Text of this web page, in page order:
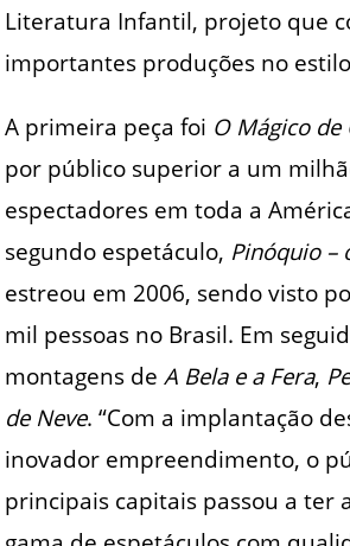
Literatura Infantil, projeto que
importantes produções no
A primeira peça foi O Mágico de
por público superior a um
espectadores em toda a
segundo espetáculo, Pinóquio –
estreou em 2006, sendo visto
mil pessoas no Brasil. Em
montagens deA Bela e a Fera,
de Neve. “Com a implantação
inovador empreendimento, o
principais capitais passou a ter